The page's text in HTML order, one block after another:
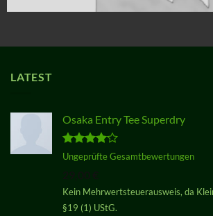
LATEST
Osaka Entry Tee Superdry
Bewertet
Ungeprüfte Gesamtbewertungen
Kein Mehrwertsteuerausweis, da
§19 (1) UStG.